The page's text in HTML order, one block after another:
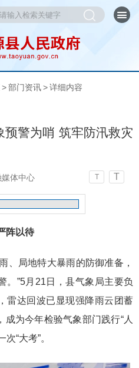
> 部门资讯 > 详细内容
警为哨 筑牢防汛救灾
体中心 T T
阵以待
、局地特大暴雨的防御准备，
。”5月21日 ，县气象局主要负
，雷达回波已显现强降雨云团蓄
成为今年检验气象部门践行“人
次“大考”。